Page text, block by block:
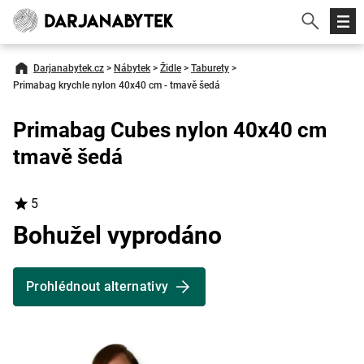
Darjanabytek.cz > Nábytek > Židle > Taburety >
Primabag krychle nylon 40x40 cm - tmavě šedá
Primabag Cubes nylon 40x40 cm
tmavě šedá
5
Bohužel vyprodáno
Prohlédnout alternativy